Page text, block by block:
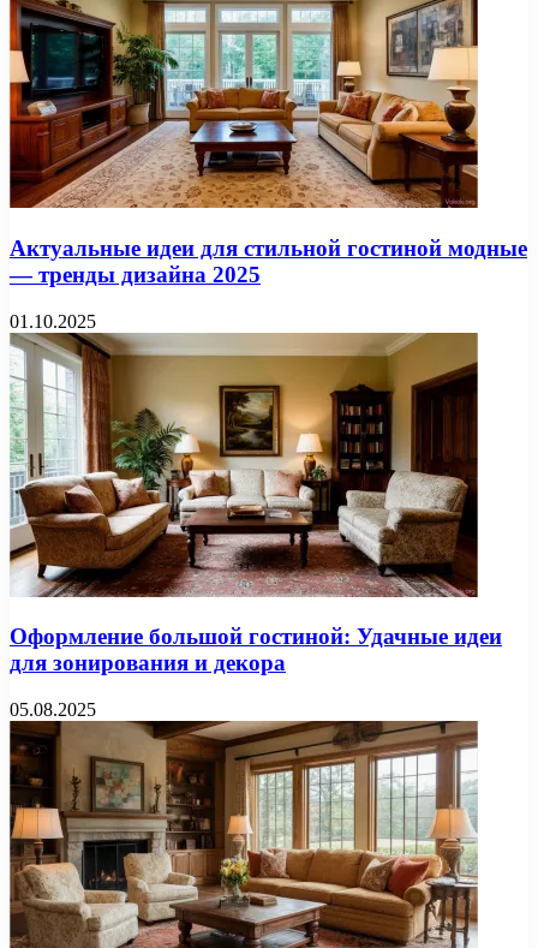
Актуальные идеи для стильной гостиной модные
— тренды дизайна 2025
01.10.2025
Оформление большой гостиной: Удачные идеи
для зонирования и декора
05.08.2025